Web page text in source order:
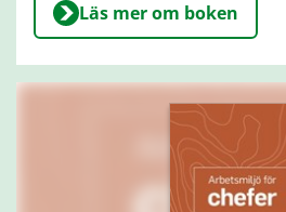
Läs mer om boken